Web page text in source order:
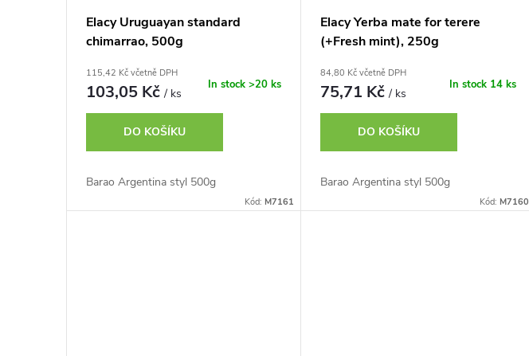
t
k
Elacy Uruguayan standard
chimarrao, 500g
115,42 Kč včetně DPH
103,05 Kč/ ks
In stock>20 ks
DO KOŠÍKU
Barao Argentina styl 500g
Kód: M7161
Elacy Yerba mate for terere
(+Fresh mint), 250g
84,80 Kč včetně DPH
75,71 Kč/ ks
In stock 14 ks
DO KOŠÍKU
Barao Argentina styl 500g
Kód: M7160